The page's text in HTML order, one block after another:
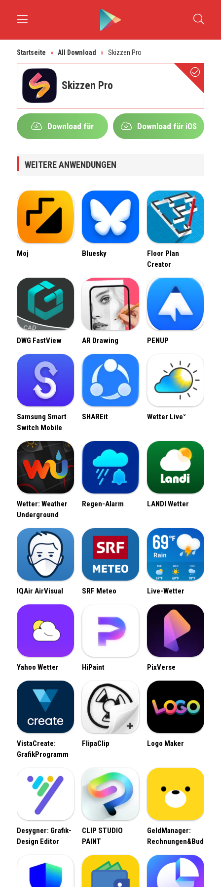
Startseite » All Download » Skizzen Pro
Skizzen Pro
Download für Download für iOS
WEITERE ANWENDUNGEN
Moj Bluesky
Floor Plan
Creator
DWG FastView AR Drawing PENUP
Samsung Smart
Switch Mobile
SHAREit Wetter Live°
Wetter: Weather
Underground
Regen-Alarm LANDI Wetter
IQAir AirVisual SRF Meteo Live-Wetter
Yahoo Wetter HiPaint PixVerse
VistaCreate:
GrafikProgramm
FlipaClip Logo Maker
Desygner: Grafik-
Design Editor
CLIP STUDIO
PAINT
GeldManager:
Rechnungen&Budget